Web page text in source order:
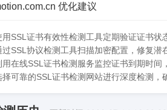
优化建议
用SSL证书有效性检测工具定期验证证书状
过SSL协议检测工具扫描加密配置，修复潜
用在线SSL证书检测服务监控证书到期时间
择可靠的SSL证书检测网站进行深度检测，